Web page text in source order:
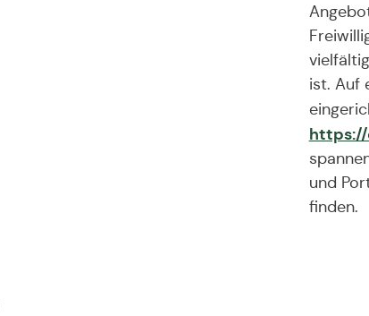
ist. Auf
und
finden.